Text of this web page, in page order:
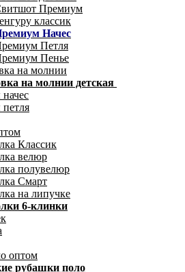
Премиум
классик
Начес
Петля
Пенье
на молнии
на молнии детская
Классик
велюр
полувелюр
Смарт
на липучке
6-клинки
оптом
рубашки поло